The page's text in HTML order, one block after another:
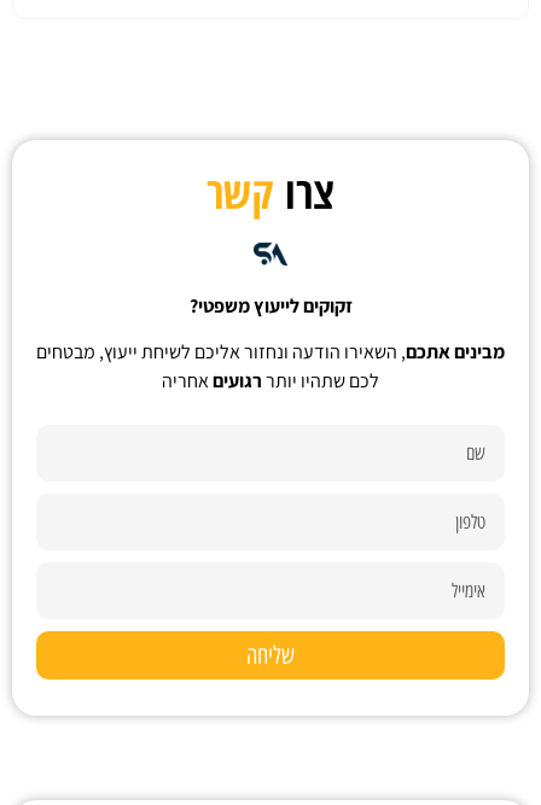
צרו קשר
זקוקים לייעוץ משפטי?
מבינים אתכם, השאירו הודעה ונחזור אליכם לשיחת ייעוץ, מבטחים
לכם שתהיו יותררגועיםאחריה
שליחה